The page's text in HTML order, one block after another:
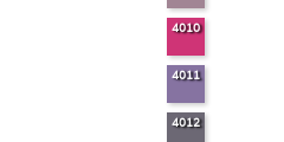
4010
4011
4012